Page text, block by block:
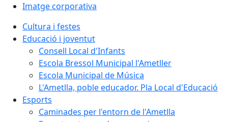
Imatge corporativa
Cultura i festes
Educació i joventut
Consell Local d'Infants
Escola Bressol Municipal l'Ametller
Escola Municipal de Música
L'Ametlla, poble educador. Pla Local d'Educació
Esports
Caminades per l'entorn de l'Ametlla